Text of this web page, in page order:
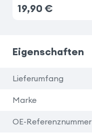
19,90 €
Eigenschaften
Lieferumfang
Marke
OE-Referenznummer